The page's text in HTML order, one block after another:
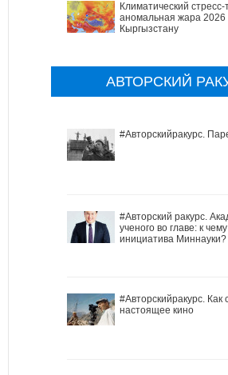
Климатический
аномальная жара 2026
Кыргызстану
АВТОРСКИЙ
#Авторскийракурс.
#Авторский ракурс.
ученого во главе: к
инициатива Миннауки?
#Авторскийракурс. Как
настоящее кино